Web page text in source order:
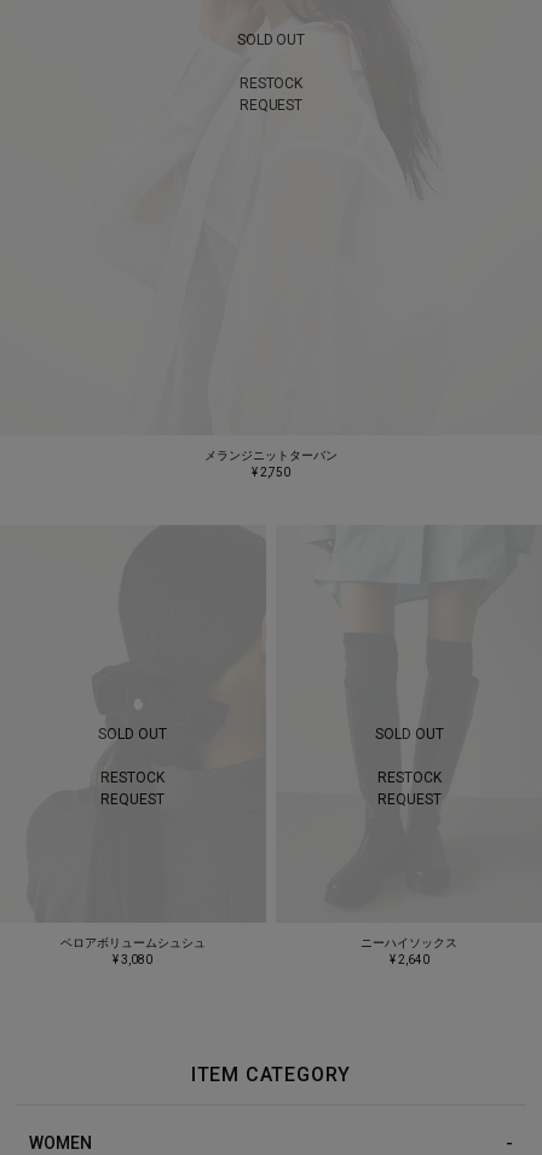
SOLD OUT
RESTOCK
REQUEST
メランジニットターバン
¥ 2,750
SOLD OUT
RESTOCK
REQUEST
ベロアボリュームシュシュ
¥ 3,080
SOLD OUT
RESTOCK
REQUEST
ニーハイソックス
¥ 2,640
ITEM CATEGORY
WOMEN